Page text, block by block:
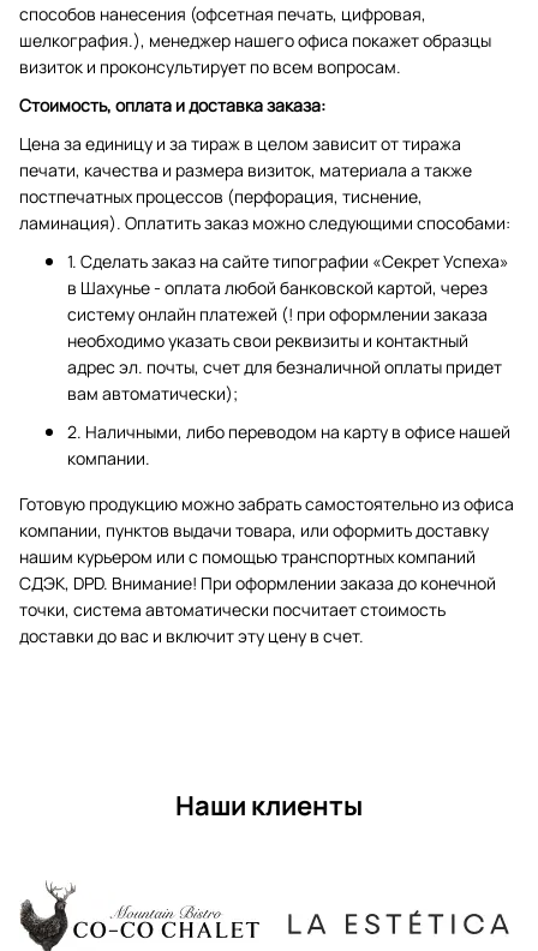
способов нанесения (офсетная печать, цифровая,
шелкография.), менеджер нашего офиса покажет образцы
визиток и проконсультирует по всем вопросам.
Стоимость, оплата и доставка заказа:
Цена за единицу и за тираж в целом зависит от тиража
печати, качества и размера визиток, материала а также
постпечатных процессов (перфорация, тиснение,
ламинация). Оплатить заказ можно следующими способами:
1. Сделать заказ на сайте типографии «Секрет Успеха»
в Шахунье - оплата любой банковской картой, через
систему онлайн платежей (! при оформлении заказа
необходимо указать свои реквизиты и контактный
адрес эл. почты, счет для безналичной оплаты придет
вам автоматически);
2. Наличными, либо переводом на карту в офисе нашей
компании.
Готовую продукцию можно забрать самостоятельно из офиса
компании, пунктов выдачи товара, или оформить доставку
нашим курьером или с помощью транспортных компаний
СДЭК, DPD. Внимание! При оформлении заказа до конечной
точки, система автоматически посчитает стоимость
доставки до вас и включит эту цену в счет.
Наши клиенты